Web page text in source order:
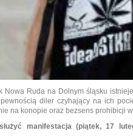
Nowa Ruda na Dolnym śląsku
diler czyhający na ich
na konopie oraz bezsens prohibicji w
manifestacja (piątek, 17